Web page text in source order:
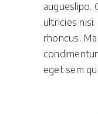
augueslipo.
ultricies
rhoncus.
eget sem